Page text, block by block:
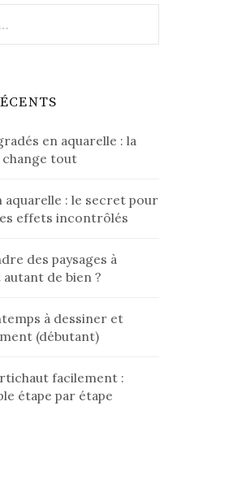
en aquarelle : la
tout
aquarelle : le secret pour
effets incontrôlés
des paysages à
autant de bien ?
à dessiner et
(débutant)
facilement :
étape par étape